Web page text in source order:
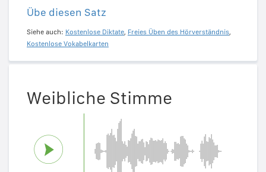
Übe diesen Satz
Siehe auch: Kostenlose Diktate, Freies Üben des Hörverständnis,
Kostenlose Vokabelkarten
Weibliche Stimme